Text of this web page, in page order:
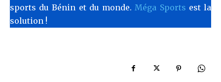
sports du Bénin et du monde. Méga Sports est la
solution !